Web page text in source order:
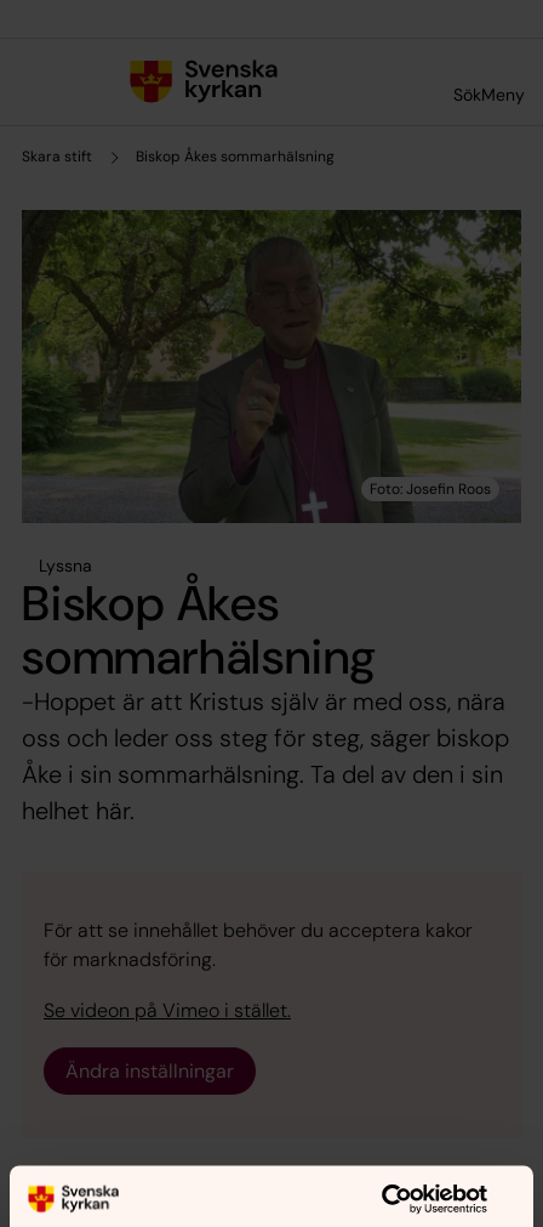
SökMeny
Skara stift Biskop Åkes sommarhälsning
Lyssna
Biskop Åkes
sommarhälsning
-Hoppet är att Kristus själv är med oss, nära
oss och leder oss steg för steg, säger biskop
Åke i sin sommarhälsning. Ta del av den i sin
helhet här.
För att se innehållet behöver du acceptera kakor
för marknadsföring.
Se videon på Vimeo i stället.
Ändra inställningar